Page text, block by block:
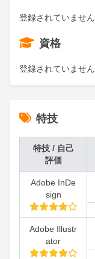
登録されていません
資格
登録されていません
特技
特技 / 自己
評価
Adobe InDe
sign
Adobe Illustr
ator